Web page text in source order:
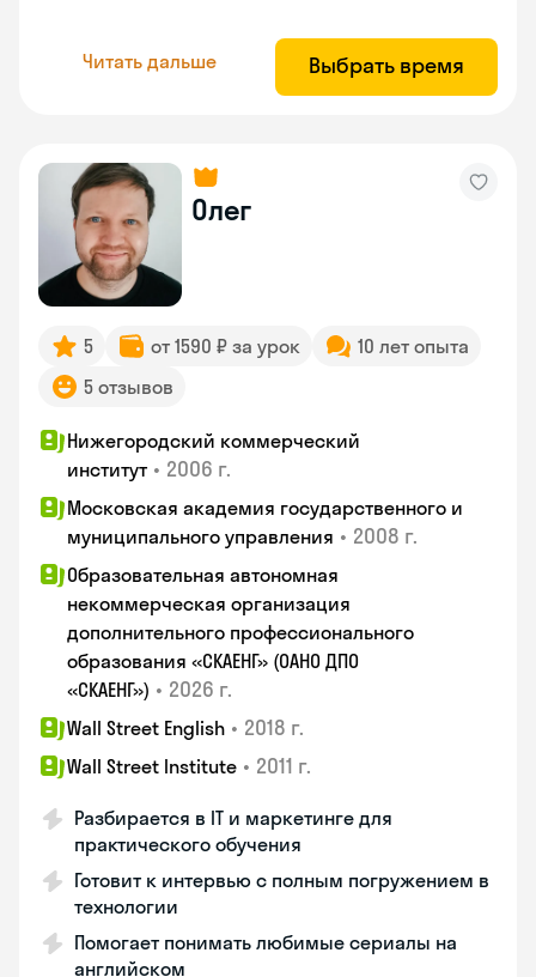
Читать дальше Выбрать время
Олег
5 от 1590 ₽ за урок
10 лет опыта
5 отзывов
Нижегородский коммерческий
институт • 2006 г.
Московская академия государственного и
муниципального управления • 2008 г.
Образовательная автономная
некоммерческая организация
дополнительного профессионального
образования «СКАЕНГ» (ОАНО ДПО
«СКАЕНГ») • 2026 г.
Wall Street English • 2018 г.
Wall Street Institute • 2011 г.
Разбирается в IT и маркетинге для
практического обучения
Готовит к интервью с полным погружением в
технологии
Помогает понимать любимые сериалы на
английском